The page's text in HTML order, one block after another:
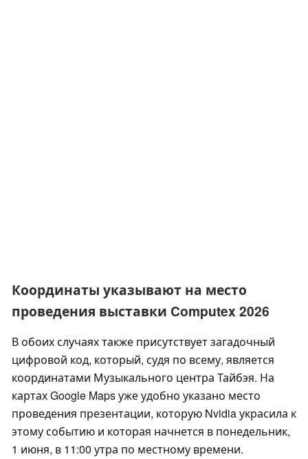
Координаты указывают на место
проведения выставки Computex 2026
В обоих случаях также присутствует загадочный
цифровой код, который, судя по всему, является
координатами Музыкального центра Тайбэя. На
картах Google Maps уже удобно указано место
проведения презентации, которую Nvidia украсила к
этому событию и которая начнется в понедельник,
1 июня, в 11:00 утра по местному времени.